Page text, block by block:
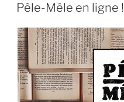
Pêle-Mêle en ligne !